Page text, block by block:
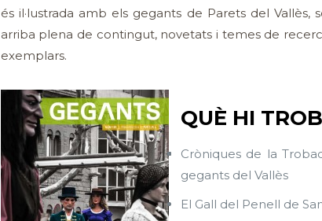
és il·lustrada amb els gegants de Parets del
arriba plena de contingut, novetats i temes de
exemplars.
QUÈ HI
Cròniques de la
gegants del Vallès
El Gall del Penell de